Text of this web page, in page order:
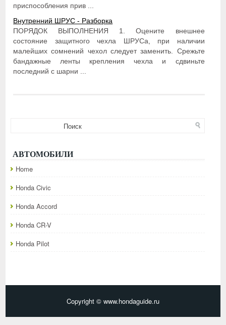
приспособления прив ...
Внутренний ШРУС - Разборка
ПОРЯДОК ВЫПОЛНЕНИЯ 1. Оцените внешнее
состояние защитного чехла ШРУСа, при наличии
малейших сомнений чехол следует заменить. Срежьте
бандажные ленты крепления чехла и сдвиньте
последний с шарни ...
АВТОМОБИЛИ
Home
Honda Civic
Honda Accord
Honda CR-V
Honda Pilot
Copyright © www.hondaguide.ru